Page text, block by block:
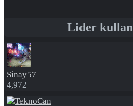
Lider
Sinay57
4,972